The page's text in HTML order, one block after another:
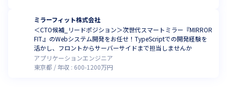
ミラーフィット株式会社
＜CTO候補_リードポジション＞次世代スマートミラー『MIRROR
FIT.』のWebシステム開発をお任せ！TypeScriptでの開発経験を
活かし、フロントからサーバーサイドまで担当しませんか
アプリケーションエンジニア
東京都
年収 : 600-1200万円